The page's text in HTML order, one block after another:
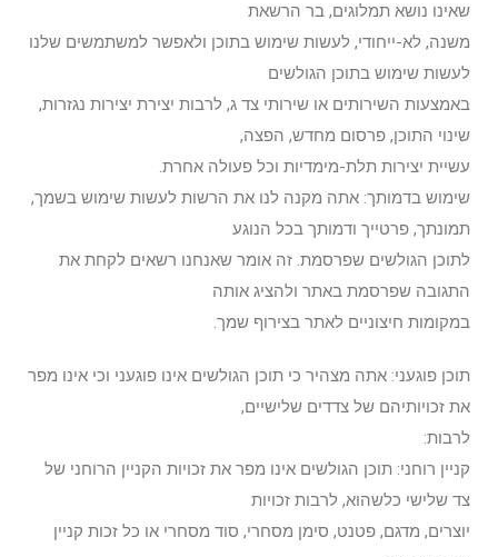
שאינו נושא תמלוגים, בר הרשאת
משנה, לא-ייחודי, לעשות שימוש בתוכן ולאפשר למשתמשים שלנו
לעשות שימוש בתוכן הגולשים
באמצעות השירותים או שירותי צד ג, לרבות יצירת יצירות נגזרות,
שינוי התוכן, פרסום מחדש, הפצה,
עשיית יצירות תלת-מימדיות וכל פעולה אחרת.
שימוש בדמותך: אתה מקנה לנו את הרשות לעשות שימוש בשמך,
תמונתך, פרטייך ודמותך בכל הנוגע
לתוכן הגולשים שפרסמת. זה אומר שאנחנו רשאים לקחת את
התגובה שפרסמת באתר ולהציג אותה
במקומות חיצוניים לאתר בצירוף שמך.
תוכן פוגעני: אתה מצהיר כי תוכן הגולשים אינו פוגעני וכי אינו מפר
את זכויותיהם של צדדים שלישיים,
לרבות:
קניין רוחני: תוכן הגולשים אינו מפר את זכויות הקניין הרוחני של
צד שלישי כלשהוא, לרבות זכויות
יוצרים, מדגם, פטנט, סימן מסחרי, סוד מסחרי או כל זכות קניין